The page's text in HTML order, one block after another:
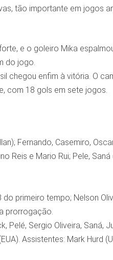
tão importante em jogos
e o goleiro Mika
do jogo.
chegou enfim à vitória. O
com 18 gols em sete jogos.
Fernando, Casemiro,
Reis e Mario Rui; Pele,
primeiro tempo; Nelson
prorrogação.
Pelé, Sergio Oliveira, Saná,
Assistentes: Mark Hurd